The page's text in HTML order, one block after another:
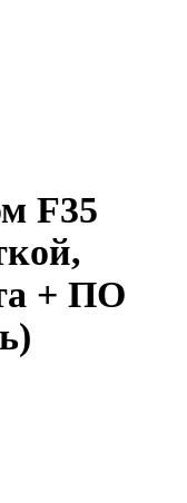
F35
+ ПО